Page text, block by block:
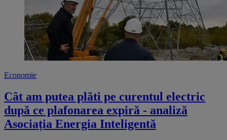
Economie
Cât am putea plăti pe curentul electric
după ce plafonarea expiră - analiză
Asociația Energia Inteligentă